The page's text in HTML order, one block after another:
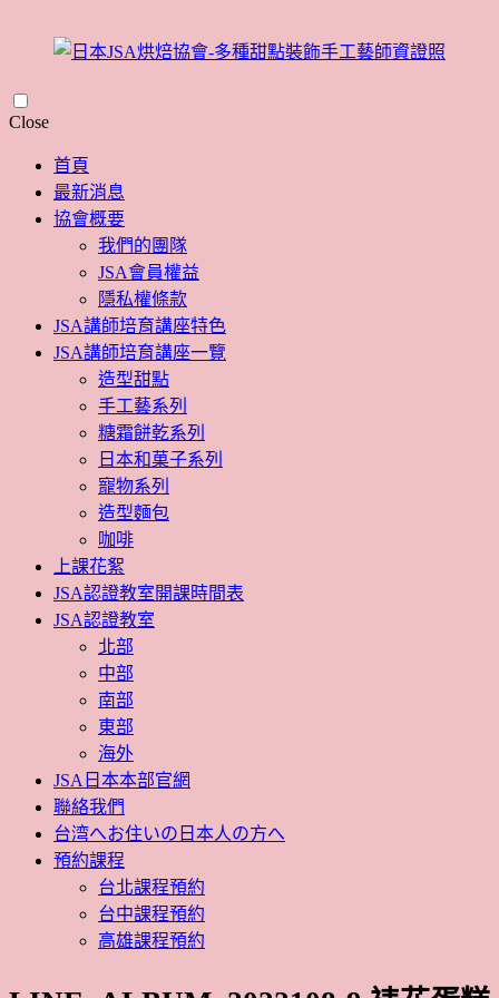
CloseSkip
content
首頁
最新消息
協會概要
我們的團隊
JSA會員權益
隱私權條款
JSA講師培育講座特色
JSA講師培育講座一覽
造型甜點
手工藝系列
糖霜餅乾系列
日本和菓子系列
寵物系列
造型麵包
咖啡
上課花絮
JSA認證教室開課時間表
JSA認證教室
北部
中部
南部
東部
海外
JSA日本本部官網
聯絡我們
台湾へお住いの日本人の方へ
預約課程
台北課程預約
台中課程預約
高雄課程預約